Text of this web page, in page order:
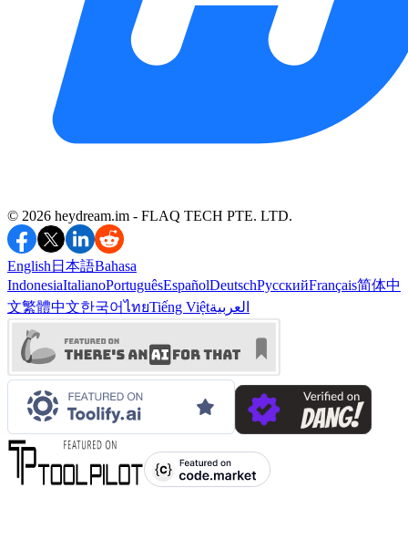
©️ 2026 heydream.im - FLAQ TECH PTE. LTD.
English 日本語Bahasa
IndonesiaItalianoPortuguêsEspañolDeutschРусскийFrançais简体中
文繁體中文한국어ไทยTiếng Việtالعربية